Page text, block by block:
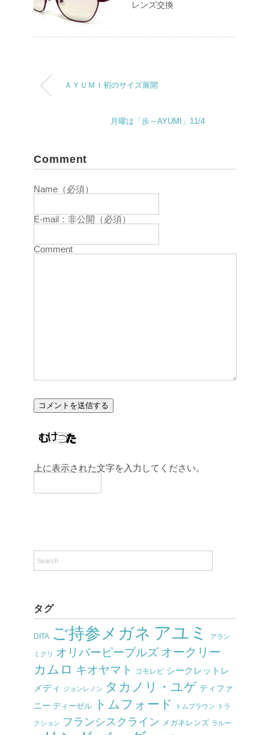
レンズ交換
ＡＹＵＭＩ初のサイズ展開
月曜は「歩～AYUMI」11/4
Comment
Name（必須）
E-mail：非公開（必須）
Comment
上に表示された文字を入力してください。
タグ
DITA ご持参メガネ アユミ アラン
ミクリ オリバーピープルズ オークリー
カムロ キオヤマト コモレビ シークレットレ
メディ
ジョンレノン タカノリ・ユゲ ティファ
ニー ディーゼル トムフォード トムブラウン トラ
クション フランシスクライン メガネレンズ ラルー